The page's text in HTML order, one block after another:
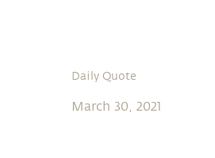
Daily Quote
March 30, 2021